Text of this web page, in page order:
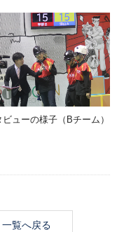
ビューの様子（Bチーム）
一覧へ戻る